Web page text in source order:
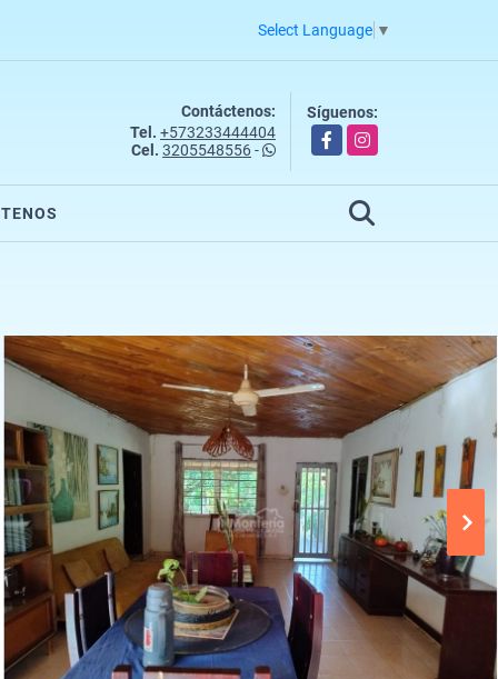
Select Language ▼
Contáctenos:
Tel. +573233444404
Cel. 3205548556-
Síguenos:
FacebookInstagram